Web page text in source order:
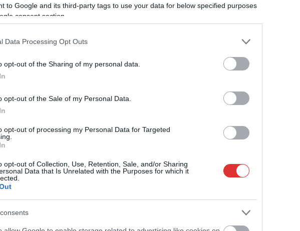
to Google and its third-party tags to use your data for below specified purposes
consent section.
Data Processing Opt Outs
opt-out of the Sharing of my personal data.
opt-out of the Sale of my Personal Data.
opt-out of processing my Personal Data for Targeted
opt-out of Collection, Use, Retention, Sale, and/or Sharing
Data that Is Unrelated with the Purposes for which it
miatt indult nyomozás, a Nemzeti Védelmi
Szolgálat jelzése után.
területen készül változás az
Minisztérium az orvosok közösségi
elnököt az
Kiterjedt tüzek
Harmadfokú
Szolnokon klímát
A zárkában rosszul
körülményekről
Váratlan
Kecskemét
A polgármester a
száz elbocsátott
Csődbe ment a
kerékpárgyártás
Egyszer fent,
évvel ezelőtti árvíz